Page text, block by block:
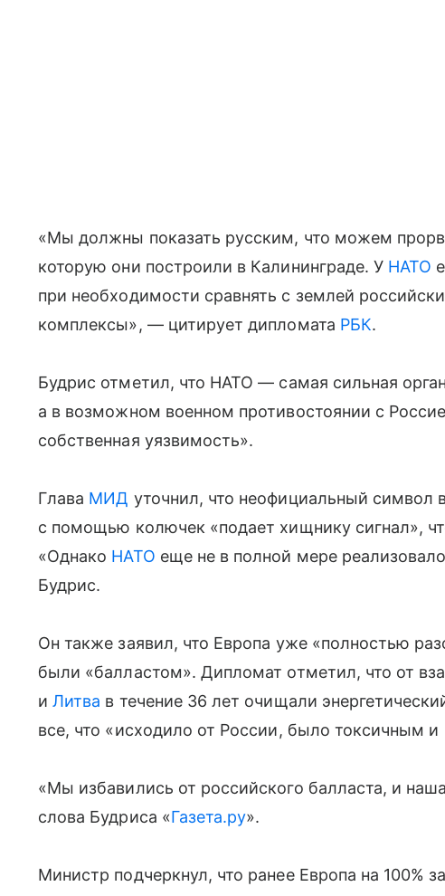
«Мы должны показать русским, что можем
которую они построили в Калининграде. У НАТО
при необходимости сравнять с землей
комплексы», — цитирует дипломата РБК.
Будрис отметил, что НАТО — самая сильная
а в возможном военном противостоянии с
собственная уязвимость».
Глава МИД уточнил, что неофициальный
с помощью колючек «подает хищнику сигнал»,
«Однако НАТО еще не в полной мере
Будрис.
Он также заявил, что Европа уже «полностью
были «балластом». Дипломат отметил, что от
иЛитва в течение 36 лет очищали
все, что «исходило от России, было токсичным
«Мы избавились от российского балласта, и
слова Будриса «Газета.ру».
Министр подчеркнул, что ранее Европа на 100%